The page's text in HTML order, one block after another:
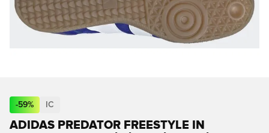
-59% IC
ADIDAS PREDATOR FREESTYLE IN